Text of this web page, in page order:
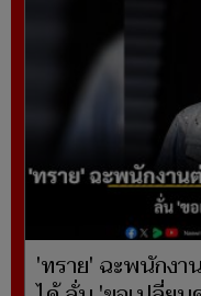
'ทราย' ฉะพนักงา